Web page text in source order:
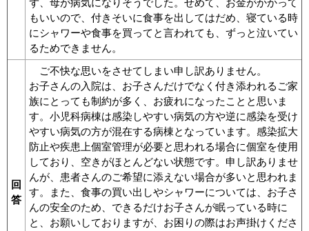
ず、母が病気になりそうでした。せめて、お金がかかって
もいいので、付きそいに食事を出してはだめ、寝ている時
にシャワーや食事を買ってと言われても、ずっと泣いてい
るためできません。
回
答
ご不快な思いをさせてしまい申し訳ありません。
お子さんの入院は、お子さんだけでなく付き添われるご家
族にとっても制約が多く、お疲れになったことと思いま
す。小児科病棟は感染しやすい病気の方や逆に感染を受け
やすい病気の方が混在する病棟となっています。感染拡大
防止や疾患上個室管理が必要と思われる場合に個室を使用
しており、空きがほとんどない状態です。申し訳ありませ
んが、患者さんのご希望に添えない場合が多いと思われま
す。また、食事の買い出しやシャワーについては、お子さ
んの安全のため、できるだけお子さんが眠っている時に
と、お願いしておりますが、お困りの際はお声掛けくださ